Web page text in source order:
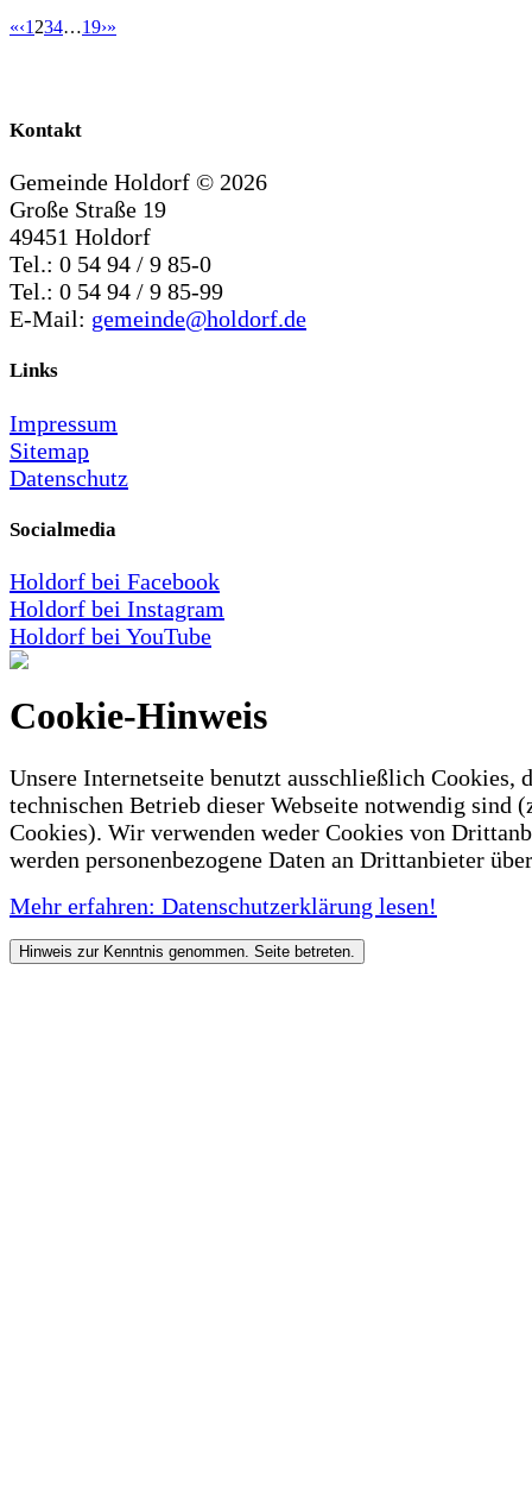
«‹1 234…19›»
Kontakt
Gemeinde Holdorf © 2026
Große Straße 19
49451 Holdorf
Tel.: 0 54 94 / 9 85-0
Tel.: 0 54 94 / 9 85-99
E-Mail: gemeinde@holdorf.de
Links
Impressum
Sitemap
Datenschutz
Socialmedia
Holdorf bei Facebook
Holdorf bei Instagram
Holdorf bei YouTube
Cookie-Hinweis
Unsere Internetseite benutzt ausschließlich Cookies,
technischen Betrieb dieser Webseite notwendig sind
Cookies). Wir verwenden weder Cookies von
werden personenbezogene Daten an Drittanbieter
Mehr erfahren: Datenschutzerklärung lesen!
Hinweis zur Kenntnis genommen. Seite betreten.